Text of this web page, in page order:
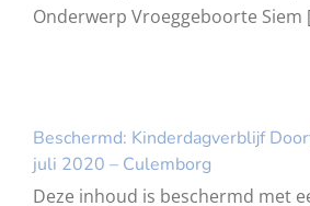
Onderwerp Vroeggeboorte Siem
Beschermd: Kinderdagverblijf
juli 2020 – Culemborg
Deze inhoud is beschermd met